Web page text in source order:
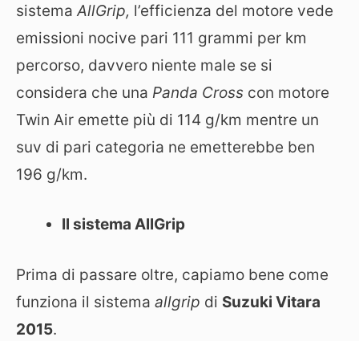
sistema AllGrip, l’efficienza del motore vede
emissioni nocive pari 111 grammi per km
percorso, davvero niente male se si
considera che una Panda Cross con motore
Twin Air emette più di 114 g/km mentre un
suv di pari categoria ne emetterebbe ben
196 g/km.
Il sistema AllGrip
Prima di passare oltre, capiamo bene come
funziona il sistema allgrip di Suzuki Vitara
2015.